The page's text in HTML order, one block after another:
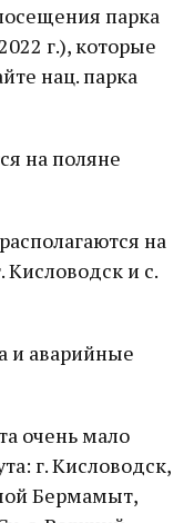
парка
г.), которые
нац. парка
на поляне
на
и с.
и аварийные
очень мало
г. Кисловодск,
Бермамыт,